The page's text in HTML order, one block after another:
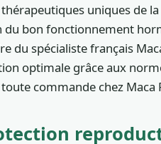
uniques de la
du bon fonctionnement
du spécialiste français
optimale grâce aux
commande chez Maca